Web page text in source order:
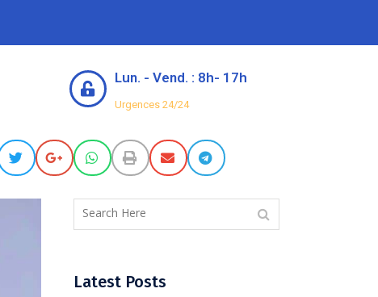
Lun. - Vend. : 8h- 17h
Urgences 24/24
Latest Posts